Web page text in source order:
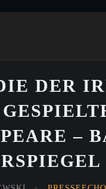
DER
–